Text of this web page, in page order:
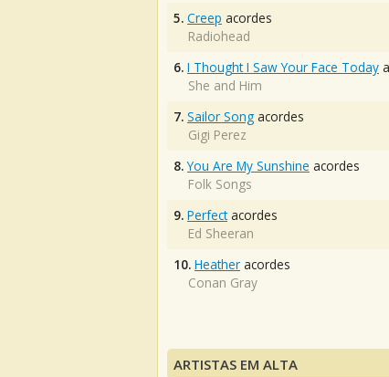
5. Creep acordes
Radiohead
6. I Thought I Saw Your Face Today
She and Him
7. Sailor Song acordes
Gigi Perez
8. You Are My Sunshine acordes
Folk Songs
9. Perfectacordes
Ed Sheeran
10. Heather acordes
Conan Gray
ARTISTAS EM ALTA